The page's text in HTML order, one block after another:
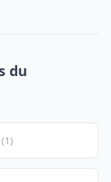
du
(1)